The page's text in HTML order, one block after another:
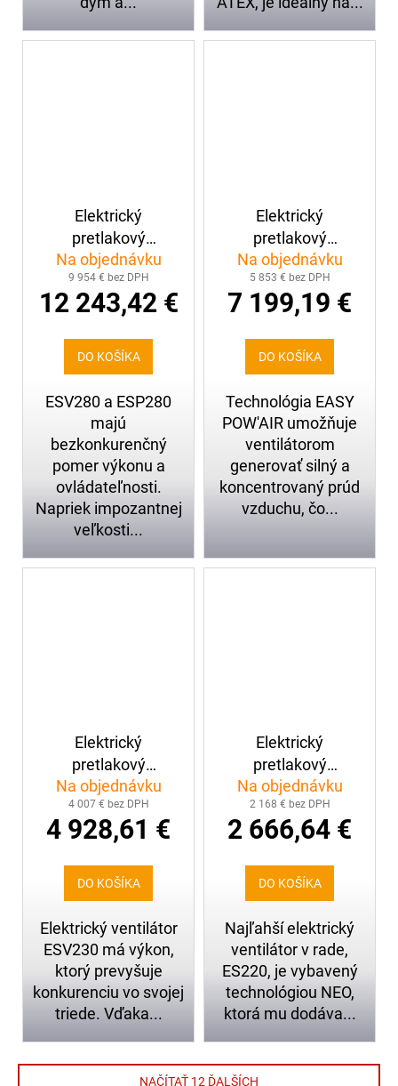
Elektrický
pretlakový
ventilátor LEADER
ESP280
Na objednávku
9 954 € bez DPH
12 243,42 €
DO KOŠÍKA
ESV280 a ESP280
majú
bezkonkurenčný
pomer výkonu a
ovládateľnosti.
Napriek impozantnej
veľkosti...
Elektrický
pretlakový
ventilátor LEADER
ESV245
Na objednávku
5 853 € bez DPH
7 199,19 €
DO KOŠÍKA
Technológia EASY
POW'AIR umožňuje
ventilátorom
generovať silný a
koncentrovaný prúd
vzduchu, čo...
Elektrický
pretlakový
ventilátor LEADER
NEO 2 ESV230
Na objednávku
4 007 € bez DPH
4 928,61 €
DO KOŠÍKA
Elektrický ventilátor
ESV230 má výkon,
ktorý prevyšuje
konkurenciu vo svojej
triede. Vďaka...
Elektrický
pretlakový
ventilátor LEADER
NEO ES220
Na objednávku
2 168 € bez DPH
2 666,64 €
DO KOŠÍKA
Najľahší elektrický
ventilátor v rade,
ES220, je vybavený
technológiou NEO,
ktorá mu dodáva...
NAČÍTAŤ 12 ĎALŠÍCH